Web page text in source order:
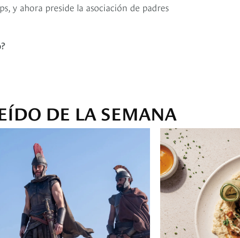
y ahora preside la asociación de padres
DE LA SEMANA